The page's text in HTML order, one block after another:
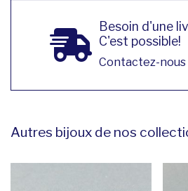
Besoin d'une
C'est possible!
Contactez-nous
Autres bijoux de nos